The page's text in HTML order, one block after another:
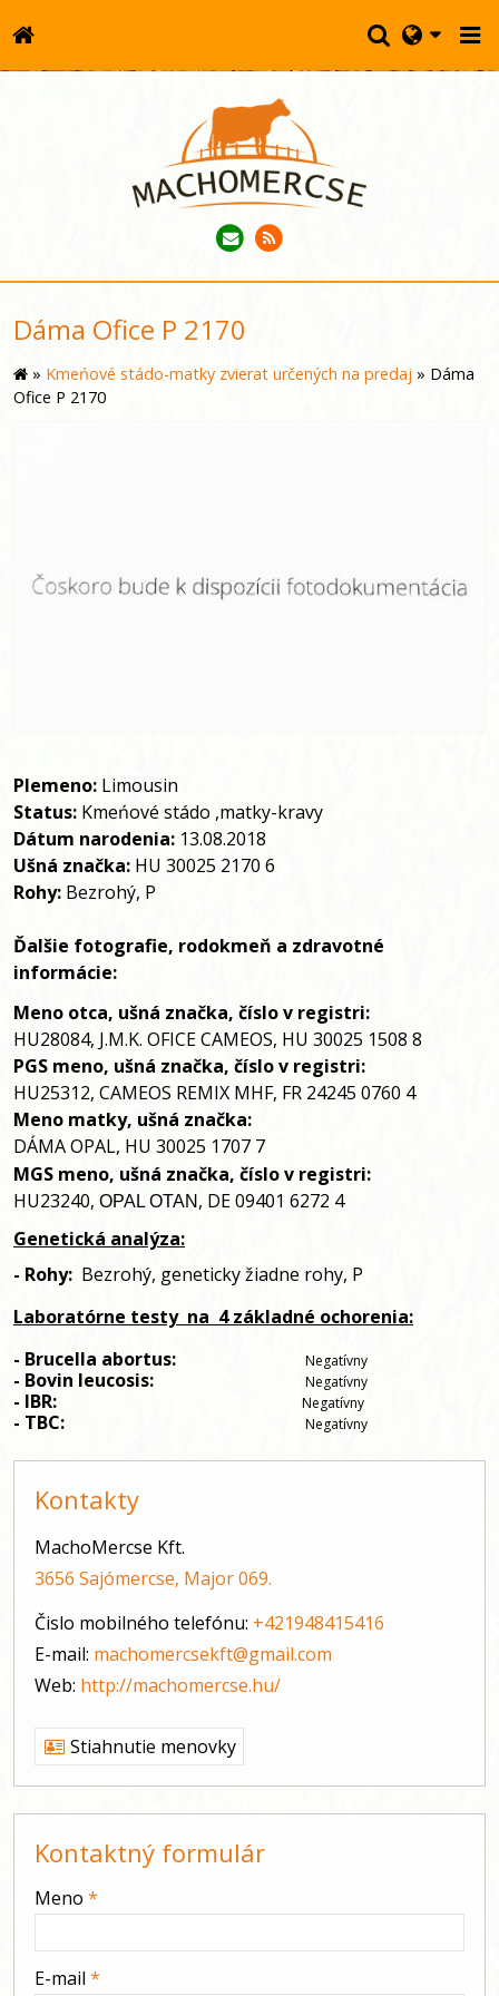
Dáma Ofice P 2170
» Kmeńové stádo-matky zvierat určených na predaj » Dáma
Ofice P 2170
Plemeno: Limousin
Status: Kmeńové stádo ,matky-kravy
Dátum narodenia: 13.08.2018
Ušná značka: HU 30025 2170 6
Rohy: Bezrohý, P
Ďalšie fotografie, rodokmeň a zdravotné
informácie:
Meno otca, ušná značka, číslo v registri:
HU28084, J.M.K. OFICE CAMEOS, HU 30025 1508 8
PGS meno, ušná značka, číslo v registri:
HU25312, CAMEOS REMIX MHF, FR 24245 0760 4
Meno matky, ušná značka:
DÁMA OPAL, HU 30025 1707 7
MGS meno, ušná značka, číslo v registri:
HU23240, OPAL OTAN , DE 09401 6272 4
Genetická analýza:
- Rohy: Bezrohý, geneticky žiadne rohy, P
Laboratórne testy na 4 základné ochorenia:
- Brucella abortus:
Negatívny
- Bovin leucosis: Negatívny
- IBR: Negatívny
- TBC: Negatívny
Kontakty
MachoMercse Kft.
3656 Sajómercse, Major 069.
Čislo mobilného telefónu: +421948415416
E-mail: machomercsekft@gmail.com
Web: http://machomercse.hu/
Stiahnutie menovky
Kontaktný formulár
-
Meno *
E-mail *